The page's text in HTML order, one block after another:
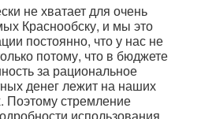
не хватает для очень
Краснообску, и мы это
постоянно, что у нас не
потому, что в бюджете
за рациональное
денег лежит на наших
Поэтому стремление